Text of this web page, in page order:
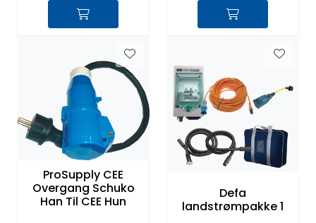
ProSupply CEE
Overgang Schuko
Han Til CEE Hun
Defa
landstrømpakke 1